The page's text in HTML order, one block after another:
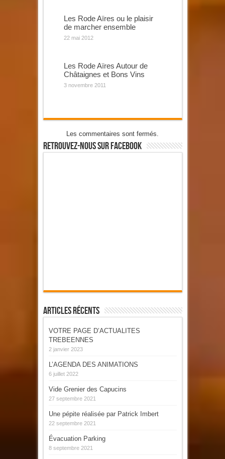
Les Rode Aïres ou le plaisir
de marcher ensemble
22 mai 2012
Les Rode Aïres Autour de
Châtaignes et Bons Vins
3 novembre 2011
Les commentaires sont fermés.
Retrouvez-Nous Sur Facebook
Articles Récents
VOTRE PAGE D’ACTUALITES
TREBEENNES
2 janvier 2023
L’AGENDA DES ANIMATIONS
6 juillet 2022
Vide Grenier des Capucins
27 septembre 2021
Une pépite réalisée par Patrick Imbert
22 septembre 2021
Évacuation Parking
8 septembre 2021